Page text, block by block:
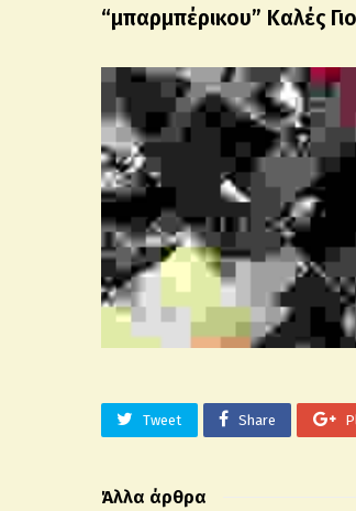
“μπαρμπέρικου” Καλές
Tweet Share
Άλλα άρθρα